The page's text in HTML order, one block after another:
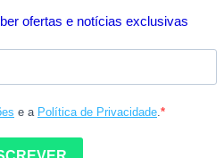
Preço mais baixo dos últimos
Este óleo possui uma dupla
enquanto nutre a epiderme